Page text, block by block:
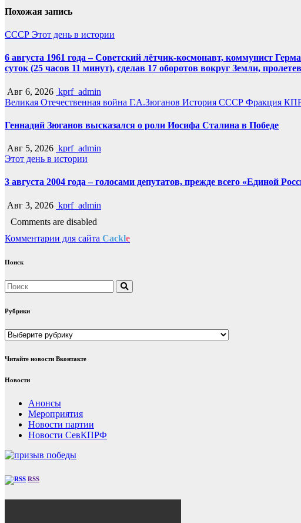
Похожая запись
СССР Этот день в истории
6 августа 1961 года – Советский лётчик-космонавт, коммунист
суток (25 часов 11 минут), сделав 17 оборотов вокруг Земли,
Авг 6, 2026 kprf_admin
Великая Отечественная война Г.А.Зюганов История СССР Фракция
Геннадий Зюганов высказался о роли Иосифа Сталина в Победе
Авг 5, 2026 kprf_admin
Этот день в истории
3 августа 2004 года – голосами депутатов, прежде всего «Единой
Авг 3, 2026 kprf_admin
Comments are disabled
Комментарии для сайта Cackle
Поиск
Рубрики
Рубрики
Читайте новости Вконтакте
Новости
Анонсы
Мероприятия
Новости партии
Новости СевКПРФ
RSS